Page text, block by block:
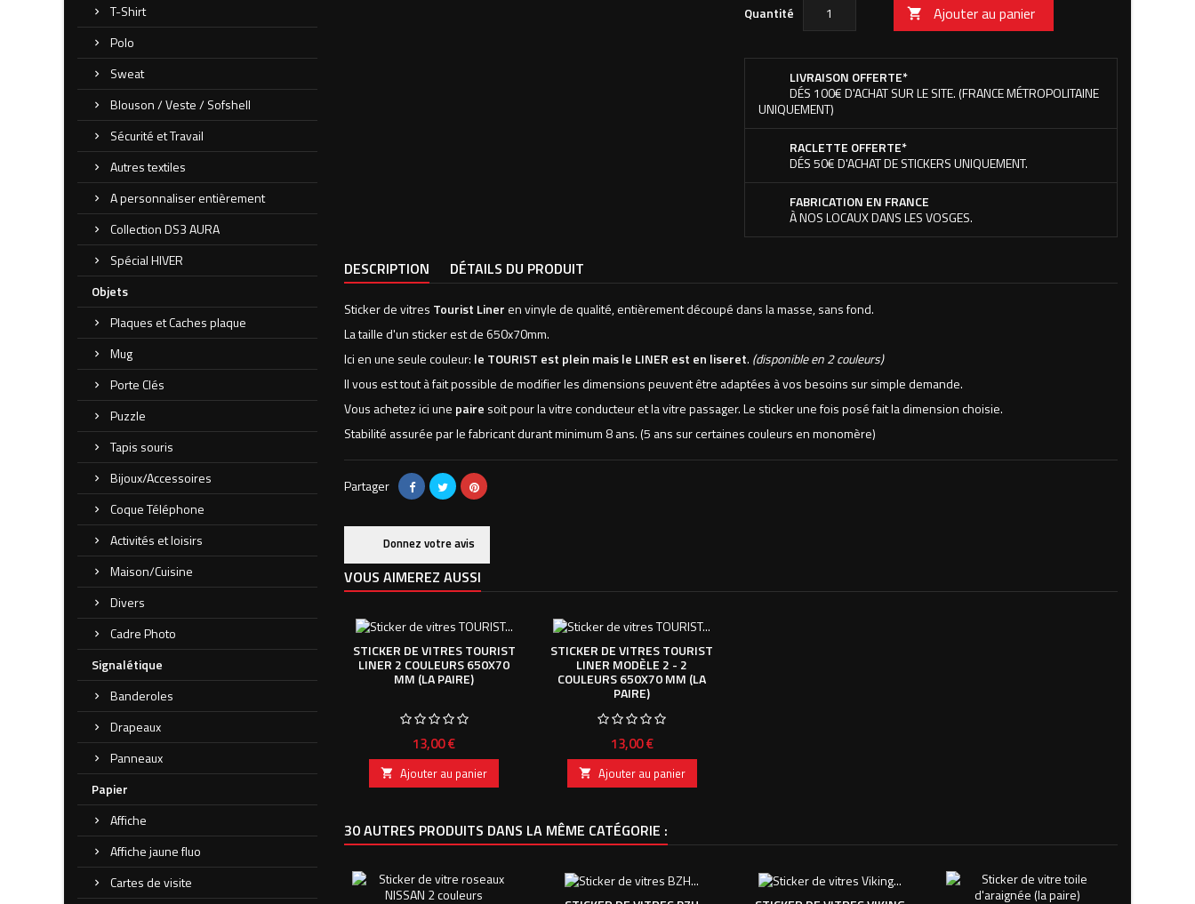
T-Shirt
Polo
Sweat
Blouson / Veste / Sofshell
Sécurité et Travail
Autres textiles
A personnaliser entièrement
Collection DS3 AURA
Spécial HIVER
Objets
Plaques et Caches plaque
Mug
Porte Clés
Puzzle
Tapis souris
Bijoux/Accessoires
Coque Téléphone
Activités et loisirs
Maison/Cuisine
Divers
Cadre Photo
Signalétique
Banderoles
Drapeaux
Panneaux
Papier
Affiche
Affiche jaune fluo
Cartes de visite
Quantité  Ajouter au panier
LIVRAISON OFFERTE*
DÉS 100€ D'ACHAT SUR LE SITE. (FRANCE MÉTROPOLITAINE
UNIQUEMENT)
RACLETTE OFFERTE*
DÉS 50€ D'ACHAT DE STICKERS UNIQUEMENT.
FABRICATION EN FRANCE
À NOS LOCAUX DANS LES VOSGES.
DESCRIPTION DÉTAILS DU PRODUIT
Sticker de vitres Tourist Liner en vinyle de qualité, entièrement découpé dans la masse, sans fond.
La taille d'un sticker est de 650x70mm.
Ici en une seule couleur: le TOURIST est plein mais le LINER est en liseret. (disponible en 2 couleurs)
Il vous est tout à fait possible de modifier les dimensions peuvent être adaptées à vos besoins sur simple demande.
Vous achetez ici une paire soit pour la vitre conducteur et la vitre passager. Le sticker une fois posé fait la dimension choisie.
Stabilité assurée par le fabricant durant minimum 8 ans. (5 ans sur certaines couleurs en monomère)
Partager
Donnez votre avis
VOUS AIMEREZ AUSSI
STICKER DE VITRES TOURIST
LINER 2 COULEURS 650X70
MM (LA PAIRE)
Prix
13,00 €
 Ajouter au panier
STICKER DE VITRES TOURIST
LINER MODÈLE 2 - 2
COULEURS 650X70 MM (LA
PAIRE)
Prix
13,00 €
 Ajouter au panier
30 AUTRES PRODUITS DANS LA MÊME CATÉGORIE :